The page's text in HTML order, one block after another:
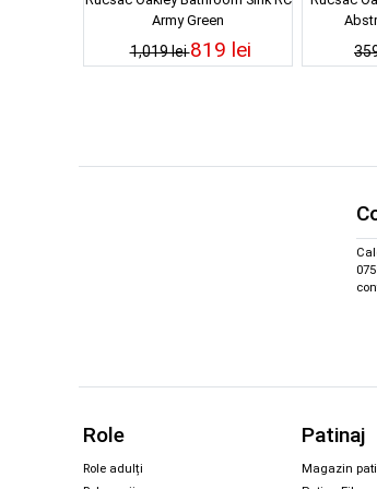
Army Green
1,019 lei819 lei
Role
Role adulți
Patinaj
Magazin